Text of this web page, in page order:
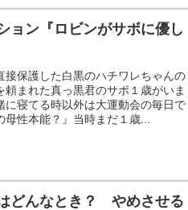
ョン『ロビンがサボに優し
接保護した白黒のハチワレちゃんの
まれた真っ黒君のサボ１歳がいま
寝てる時以外は大運動会の毎日で
母性本能？』当時まだ１歳...
どんなとき？ やめさせる